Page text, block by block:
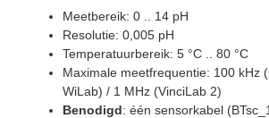
Meetbereik: 0 .. 14 pH
Resolutie: 0,005 pH
Temperatuurbereik: 5 °C .. 80 °C
Maximale meetfrequentie: 100 kHz
WiLab) / 1 MHz (VinciLab 2)
Benodigd: één sensorkabel